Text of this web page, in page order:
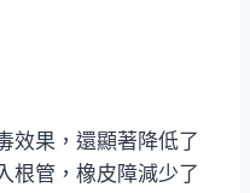
效果，還顯著降低了
根管，橡皮障減少了